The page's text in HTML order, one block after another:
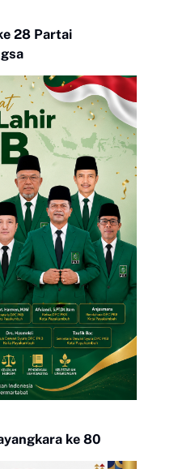
28 Partai
ke 80